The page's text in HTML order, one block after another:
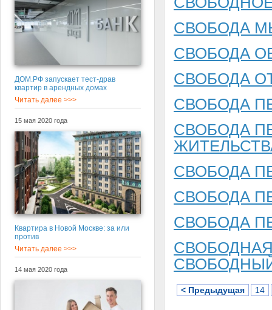
ДОМ.РФ запускает тест-драв
квартир в арендных домах
Читать далее >>>
15 мая 2020 года
Квартира в Новой Москве: за или
против
Читать далее >>>
14 мая 2020 года
СВОБОДА
СВОБОДА
СВОБОДА
СВОБОДА
СВОБОДА
СВОБОДА
СВОБОДА
СВОБОДА
< Предыдущая 14